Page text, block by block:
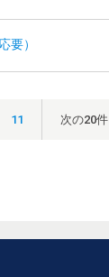
要）
11 次の20件